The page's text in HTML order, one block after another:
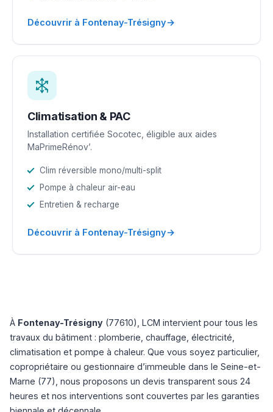
Découvrir à Fontenay-Trésigny→
Climatisation & PAC
Installation certifiée Socotec, éligible aux aides
MaPrimeRénov’.
Clim réversible mono/multi-split
Pompe à chaleur air-eau
Entretien & recharge
Découvrir à Fontenay-Trésigny→
À Fontenay-Trésigny (77610), LCM intervient pour tous les
travaux du bâtiment : plomberie, chauffage, électricité,
climatisation et pompe à chaleur. Que vous soyez particulier,
copropriétaire ou gestionnaire d’immeuble dans le Seine-et-
Marne (77), nous proposons un devis transparent sous 24
heures et nos interventions sont couvertes par les garanties